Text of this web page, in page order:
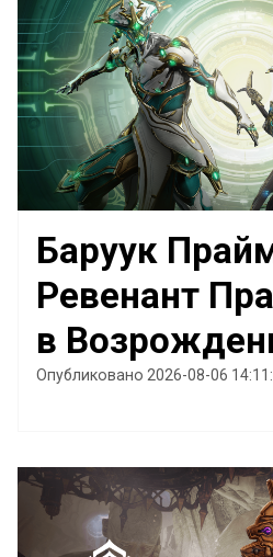
Баруук
Ревенант
в
Опубликовано 2026-08-06